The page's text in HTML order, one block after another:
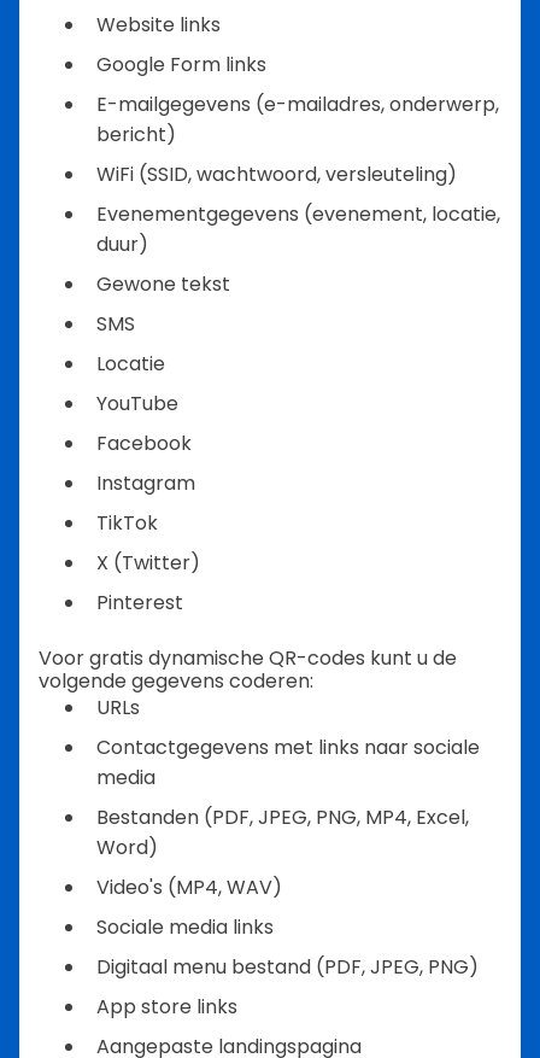
Website links
Google Form links
E-mailgegevens (e-mailadres, onderwerp,
bericht)
WiFi (SSID, wachtwoord, versleuteling)
Evenementgegevens (evenement, locatie,
duur)
Gewone tekst
SMS
Locatie
YouTube
Facebook
Instagram
TikTok
X (Twitter)
Pinterest
Voor gratis dynamische QR-codes kunt u de
volgende gegevens coderen:
URLs
Contactgegevens met links naar sociale
media
Bestanden (PDF, JPEG, PNG, MP4, Excel,
Word)
Video's (MP4, WAV)
Sociale media links
Digitaal menu bestand (PDF, JPEG, PNG)
App store links
Aangepaste landingspagina